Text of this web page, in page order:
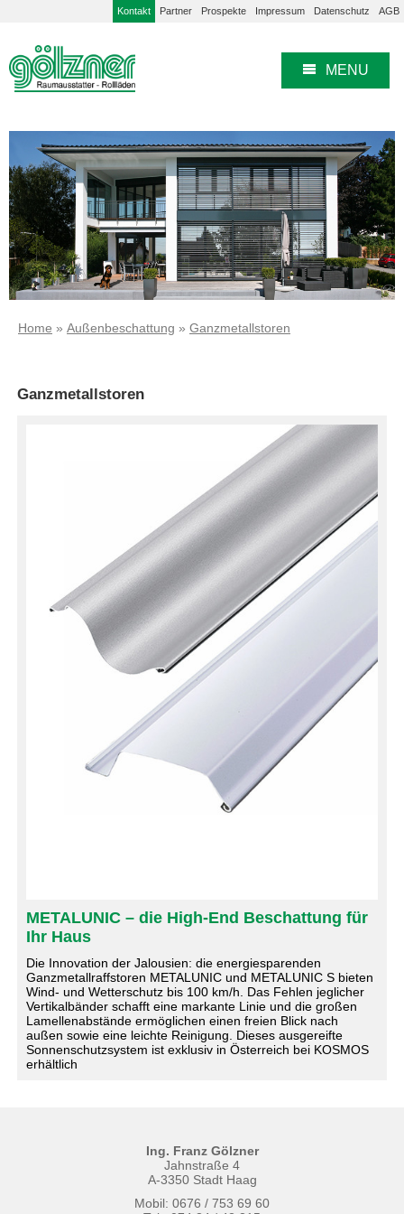
Kontakt Partner Prospekte Impressum Datenschutz AGB
MENU
Home » Außenbeschattung » Ganzmetallstoren
Ganzmetallstoren
METALUNIC – die High-End Beschattung für
Ihr Haus
Die Innovation der Jalousien: die energiesparenden
Ganzmetallraffstoren METALUNIC und METALUNIC S bieten
Wind- und Wetterschutz bis 100 km/h. Das Fehlen jeglicher
Vertikalbänder schafft eine markante Linie und die großen
Lamellenabstände ermöglichen einen freien Blick nach
außen sowie eine leichte Reinigung. Dieses ausgereifte
Sonnenschutzsystem ist exklusiv in Österreich bei KOSMOS
erhältlich
Ing. Franz Gölzner
Jahnstraße 4
A-3350 Stadt Haag
Mobil: 0676 / 753 69 60